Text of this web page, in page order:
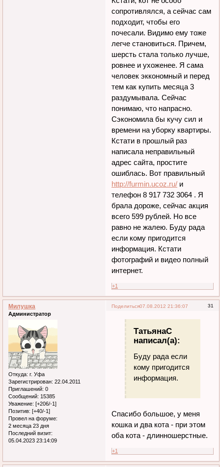
сопротивлялся, а сейчас сам
подходит, чтобы его
почесали. Видимо ему тоже
легче становиться. Причем,
шерсть стала только лучше,
ровнее и ухоженее. Я сама
человек эккономный и перед
тем как купить месяца 3
раздумывала. Сейчас
понимаю, что напрасно.
Сэкономила бы кучу сил и
времени на уборку квартиры.
Кстати в прошлый раз
написала неправильный
адрес сайта, простите
ошиблась. Вот правильный
http://furmin.ucoz.ru/ и
телефон 8 917 732 3064 . Я
брала дороже, сейчас акция
всего 599 рублей. Но все
равно не жалею. Буду рада
если кому пригодится
информация. Кстати
фотографий и видео полный
интернет.
+1
Поделиться 31
07.08.2012 21:36:07
Милушка
Администратор
Откуда: г. Уфа
Зарегистрирован: 22.04.2011
Приглашений: 0
Сообщений: 15385
Уважение: [+206/-1]
Позитив: [+40/-1]
Провел на форуме:
2 месяца 23 дня
Последний визит:
05.04.2023 23:14:09
ТатьянаC
написал(а):
Буду рада если
кому пригодится
информация.
Спасибо большое, у меня
кошка и два кота - при этом
оба кота - длинношерстные.
+1